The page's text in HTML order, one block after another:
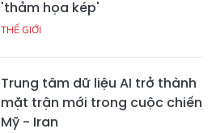
'thảm họa kép'
THẾ GIỚI
Trung tâm dữ liệu AI trở thành
mặt trận mới trong cuộc chiến
Mỹ - Iran